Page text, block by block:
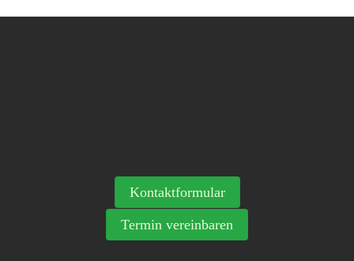
Kontaktformular
Termin vereinbaren